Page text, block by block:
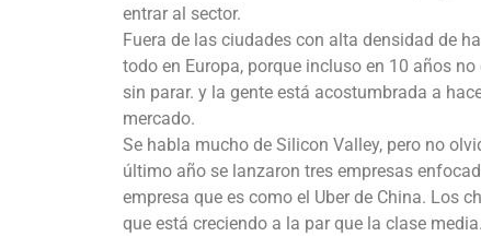
entrar al sector.
Fuera de las ciudades con alta densidad de
todo en Europa, porque incluso en 10 años
sin parar. y la gente está acostumbrada a
mercado.
Se habla mucho de Silicon Valley, pero no
último año se lanzaron tres empresas
empresa que es como el Uber de China. Los
que está creciendo a la par que la clase